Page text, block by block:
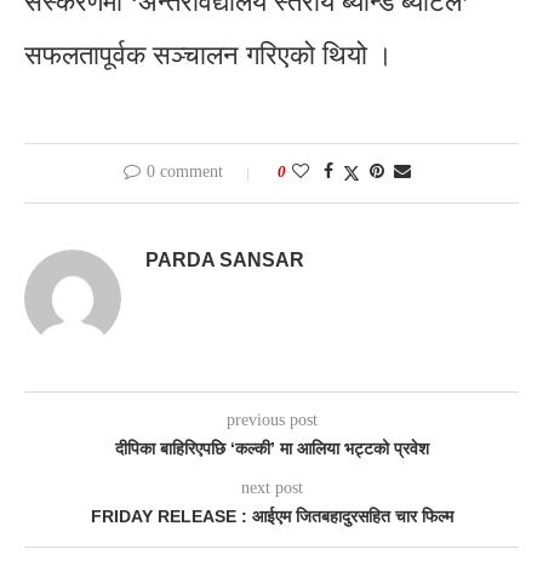
सफलतापूर्वक सञ्चालन गरिएको थियो ।
0 comment 0
PARDA SANSAR
previous post
दीपिका बाहिरिएपछि ‘कल्की’ मा आलिया भट्टको प्रवेश
next post
FRIDAY RELEASE : आईएम जितबहादुरसहित चार फिल्म